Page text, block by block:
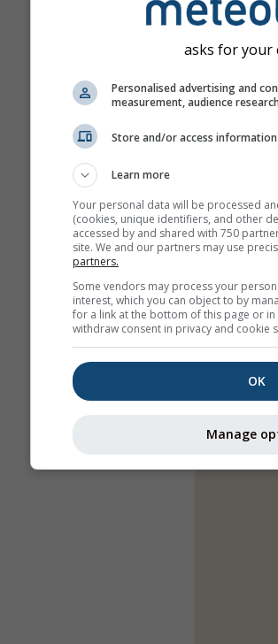
asks for your
Personalised advertising and
measurement, audience
Store and/or access information
Learn more
Your personal data will be processed
(cookies, unique identifiers, and other
accessed by and shared with 750
site. We and our partners may use
partners.
Some vendors may process your
interest, which you can object to by
for a link at the bottom of this page or
withdraw consent in privacy and cookie
OK
Manage